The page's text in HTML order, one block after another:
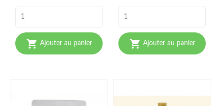
 Ajouter au panier  Ajouter au panier